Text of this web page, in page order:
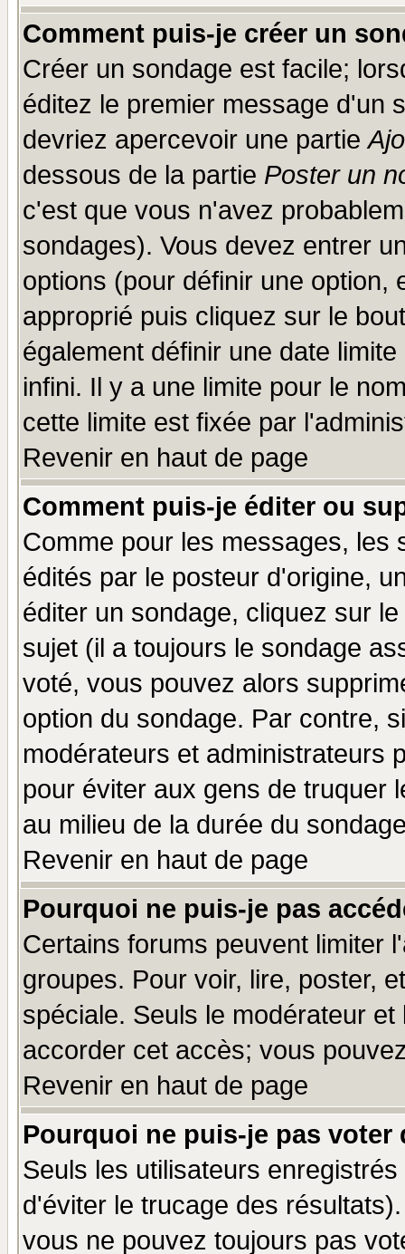
Comment puis-je créer un
Créer un sondage est facile;
éditez le premier message d'un
devriez apercevoir une partie
dessous de la partie Poster un
c'est que vous n'avez
sondages). Vous devez entrer
options (pour définir une option,
approprié puis cliquez sur le
également définir une date
infini. Il y a une limite pour le
cette limite est fixée par
Revenir en haut de page
Comment puis-je éditer ou
Comme pour les messages, les
édités par le posteur d'origine,
éditer un sondage, cliquez sur
sujet (il a toujours le sondage
voté, vous pouvez alors
option du sondage. Par contre,
modérateurs et administrateurs
pour éviter aux gens de truquer
au milieu de la durée du
Revenir en haut de page
Pourquoi ne puis-je pas
Certains forums peuvent limiter
groupes. Pour voir, lire, poster,
spéciale. Seuls le modérateur
accorder cet accès; vous
Revenir en haut de page
Pourquoi ne puis-je pas voter
Seuls les utilisateurs
d'éviter le trucage des
vous ne pouvez toujours pas